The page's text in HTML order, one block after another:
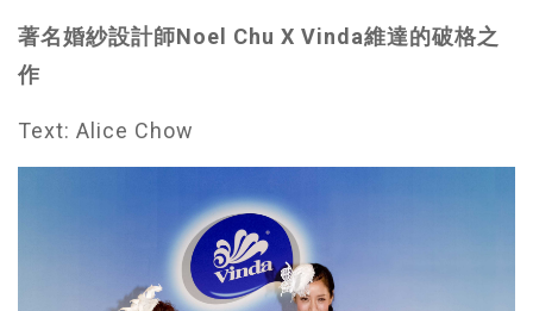
著名婚紗設計師Noel Chu X Vinda維達的破格之
作
Text: Alice Chow